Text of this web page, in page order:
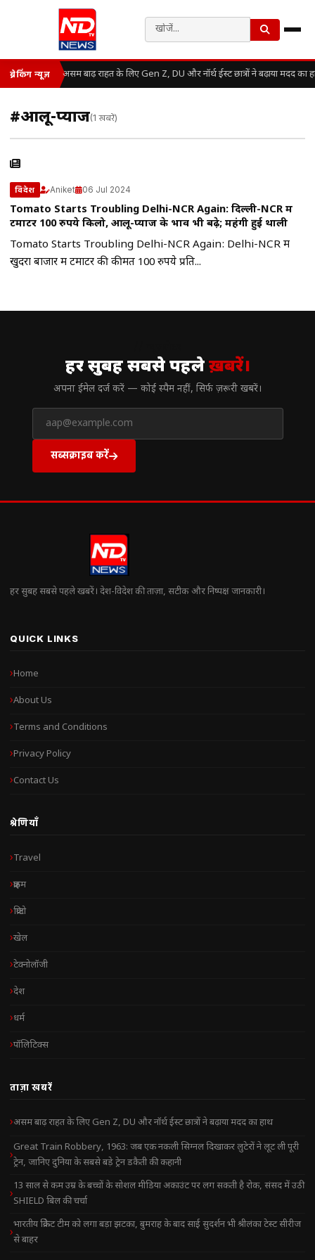
ब्रेकिंग न्यूज़ असम बाढ़ राहत के लिए Gen Z, DU और नॉर्थ ईस्ट छात्रों ने बढ़ाया मदद का
#आलू-प्याज(1 खबरें)
विदेश Aniket 06 Jul 2024
Tomato Starts Troubling Delhi-NCR Again: दिल्ली-NCR में
टमाटर 100 रुपये किलो, आलू-प्याज के भाव भी बढ़े; महंगी हुई थाली
Tomato Starts Troubling Delhi-NCR Again: Delhi-NCR में
खुदरा बाजार में टमाटर की कीमत 100 रुपये प्रति...
हर सुबह सबसे पहलेख़बरें।
अपना ईमेल दर्ज करें — कोई स्पैम नहीं, सिर्फ ज़रूरी खबरें।
सब्सक्राइब करें
हर सुबह सबसे पहले खबरें। देश-विदेश की ताज़ा, सटीक और निष्पक्ष जानकारी।
QUICK LINKS
Home
About Us
Terms and Conditions
Privacy Policy
Contact Us
श्रेणियाँ
Travel
क्राइम
क्रिप्टो
खेल
टेक्नोलॉजी
देश
धर्म
पॉलिटिक्स
ताज़ा खबरें
असम बाढ़ राहत के लिए Gen Z, DU और नॉर्थ ईस्ट छात्रों ने बढ़ाया मदद का हाथ
Great Train Robbery, 1963: जब एक नकली सिग्नल दिखाकर लुटेरों ने लूट ली पूरी
ट्रेन, जानिए दुनिया के सबसे बड़े ट्रेन डकैती की कहानी
13 साल से कम उम्र के बच्चों के सोशल मीडिया अकाउंट पर लग सकती है रोक, संसद में उठी
SHIELD बिल की चर्चा
भारतीय क्रिकेट टीम को लगा बड़ा झटका, बुमराह के बाद साई सुदर्शन भी श्रीलंका टेस्ट सीरीज
से बाहर